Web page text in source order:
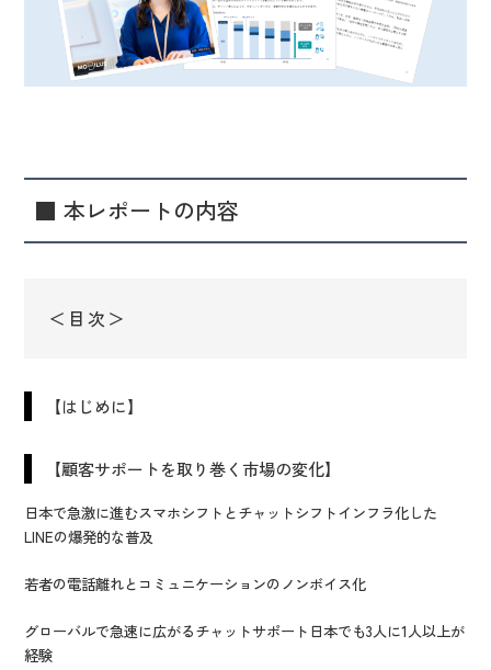
■ 本レポートの内容
＜目次＞
【はじめに】
【顧客サポートを取り巻く市場の変化】
日本で急激に進むスマホシフトとチャットシフトインフラ化した
LINEの爆発的な普及
若者の電話離れとコミュニケーションのノンボイス化
グローバルで急速に広がるチャットサポート日本でも3人に1人以上が
経験